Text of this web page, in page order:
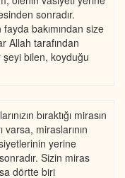
sonradır.
fayda bakımından size
Allah tarafından
şeyi bilen, koyduğu
bıraktığı mirasın
varsa, miraslarının
yerine
Sizin miras
dörtte biri